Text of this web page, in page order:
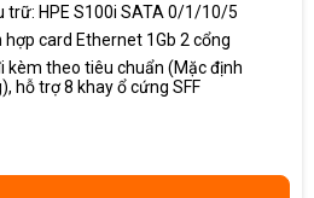
trữ: HPE S100i SATA 0/1/10/5
hợp card Ethernet 1Gb 2 cổng
kèm theo tiêu chuẩn (Mặc định
hỗ trợ 8 khay ổ cứng SFF